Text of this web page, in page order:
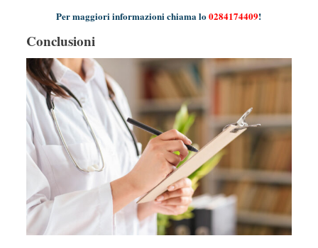
Per maggiori informazioni chiama lo0284174409!
Conclusioni